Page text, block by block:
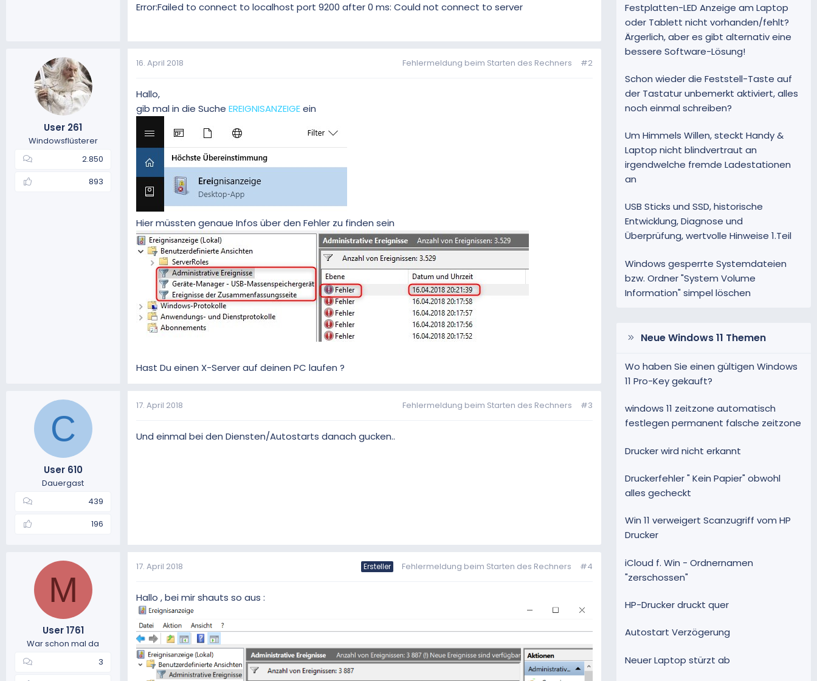
Error:Failed to connect to localhost port 9200 after 0 ms: Could not connect to server
User 261
Windowsflüsterer
2.850
893
16. April 2018 Fehlermeldung beim Starten des Rechners #2
Hallo,
gib mal in die Suche EREIGNISANZEIGEein
Hier müssten genaue Infos über den Fehler zu finden sein
Hast Du einen X-Server auf deinen PC laufen ?
C
User 610
Dauergast
439
196
17. April 2018 Fehlermeldung beim Starten des Rechners #3
Und einmal bei den Diensten/Autostarts danach gucken..
M
User 1761
War schon mal da
3
17. April 2018 Ersteller Fehlermeldung beim Starten des Rechners #4
Hallo , bei mir shauts so aus :
Festplatten-LED Anzeige am Laptop
oder Tablett nicht vorhanden/fehlt?
Ärgerlich, aber es gibt alternativ eine
bessere Software-Lösung!
Schon wieder die Feststell-Taste auf
der Tastatur unbemerkt aktiviert, alles
noch einmal schreiben?
Um Himmels Willen, steckt Handy &
Laptop nicht blindvertraut an
irgendwelche fremde Ladestationen
an
USB Sticks und SSD, historische
Entwicklung, Diagnose und
Überprüfung, wertvolle Hinweise 1.Teil
Windows gesperrte Systemdateien
bzw. Ordner "System Volume
Information" simpel löschen
Neue Windows 11 Themen
Wo haben Sie einen gültigen Windows
11 Pro-Key gekauft?
windows 11 zeitzone automatisch
festlegen permanent falsche zeitzone
Drucker wird nicht erkannt
Druckerfehler " Kein Papier" obwohl
alles gecheckt
Win 11 verweigert Scanzugriff vom HP
Drucker
iCloud f. Win - Ordnernamen
"zerschossen"
HP-Drucker druckt quer
Autostart Verzögerung
Neuer Laptop stürzt ab